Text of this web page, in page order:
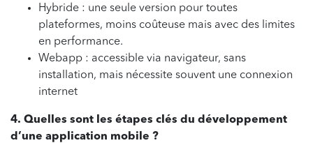
Hybride : une seule version pour toutes
plateformes, moins coûteuse mais avec des limites
en performance.
Webapp : accessible via navigateur, sans
installation, mais nécessite souvent une connexion
internet
4. Quelles sont les étapes clés du développement
d’une application mobile ?